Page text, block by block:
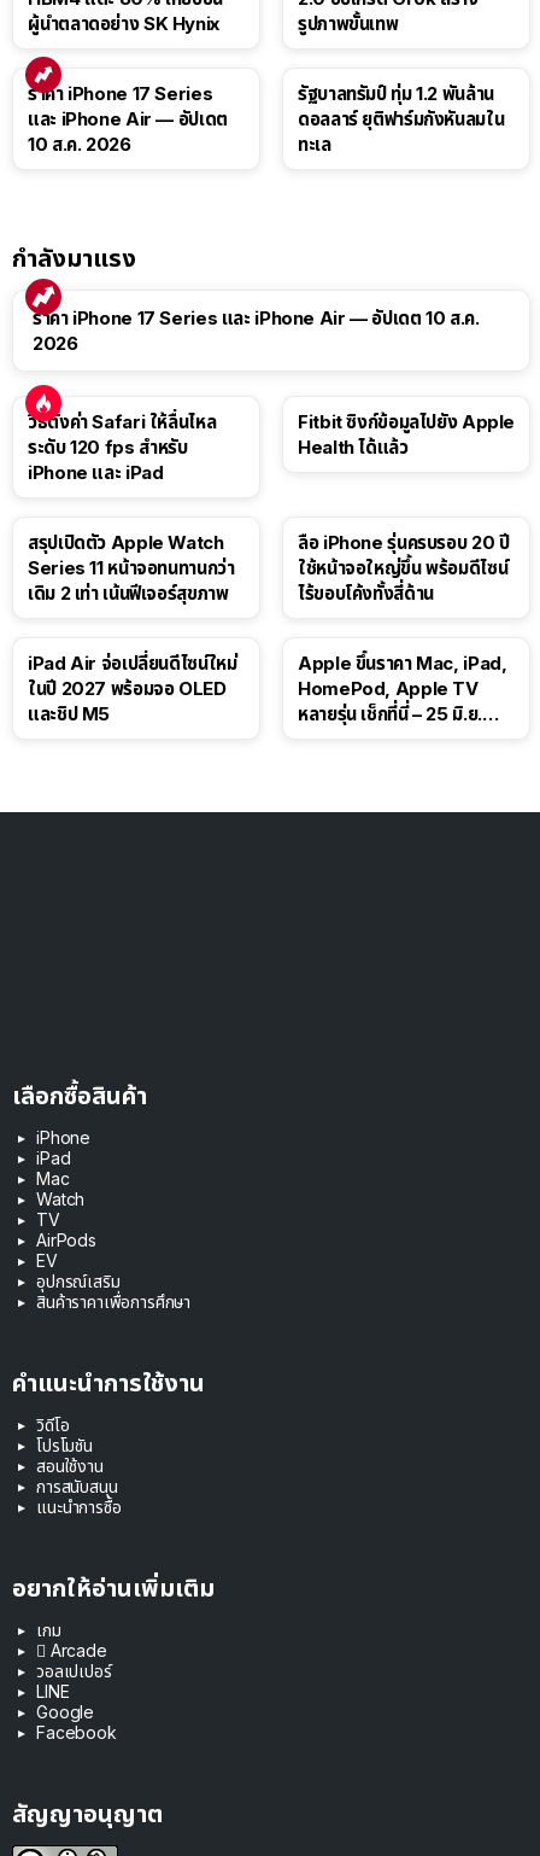
ผู้นำตลาดอย่าง SK Hynix
รูปภาพขั้นเทพ
ราคา iPhone 17 Series
และ iPhone Air — อัปเดต
10 ส.ค. 2026
รัฐบาลทรัมป์ ทุ่ม 1.2 พันล้าน
ดอลลาร์ ยุติฟาร์มกังหันลมใน
ทะเล
กำลังมาแรง
ราคา iPhone 17 Series และ iPhone Air — อัปเดต 10 ส.ค.
2026
วิธีตั้งค่า Safari ให้ลื่นไหล
ระดับ 120 fps สำหรับ
iPhone และ iPad
Fitbit ซิงก์ข้อมูลไปยัง Apple
Health ได้แล้ว
สรุปเปิดตัว Apple Watch
Series 11 หน้าจอทนทานกว่า
เดิม 2 เท่า เน้นฟีเจอร์สุขภาพ
ลือ iPhone รุ่นครบรอบ 20 ปี
ใช้หน้าจอใหญ่ขึ้น พร้อมดีไซน์
ไร้ขอบโค้งทั้งสี่ด้าน
iPad Air จ่อเปลี่ยนดีไซน์ใหม่
ในปี 2027 พร้อมจอ OLED
และชิป M5
Apple ขึ้นราคา Mac, iPad,
HomePod, Apple TV
หลายรุ่น เช็กที่นี่ – 25 มิ.ย.
เลือกซื้อสินค้า
iPhone
iPad
Mac
Watch
TV
AirPods
EV
อุปกรณ์เสริม
สินค้าราคาเพื่อการศึกษา
คำแนะนำการใช้งาน
วิดีโอ
โปรโมชัน
สอนใช้งาน
การสนับสนุน
แนะนำการซื้อ
อยากให้อ่านเพิ่มเติม
เกม
 Arcade
วอลเปเปอร์
LINE
Google
Facebook
สัญญาอนุญาต